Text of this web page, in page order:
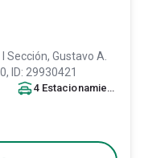
Sección, Gustavo A.
, ID: 29930421
4 Estacionamiento